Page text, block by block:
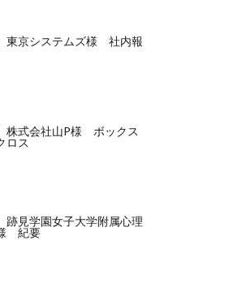
東京システムズ様 社内報
株式会社山P様 ボックス
ロス
跡見学園女子大学附属心理
紀要